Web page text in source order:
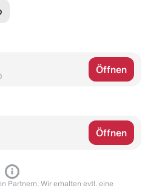
Öffnen
Öffnen
Partnern. Wir erhalten evtl. eine